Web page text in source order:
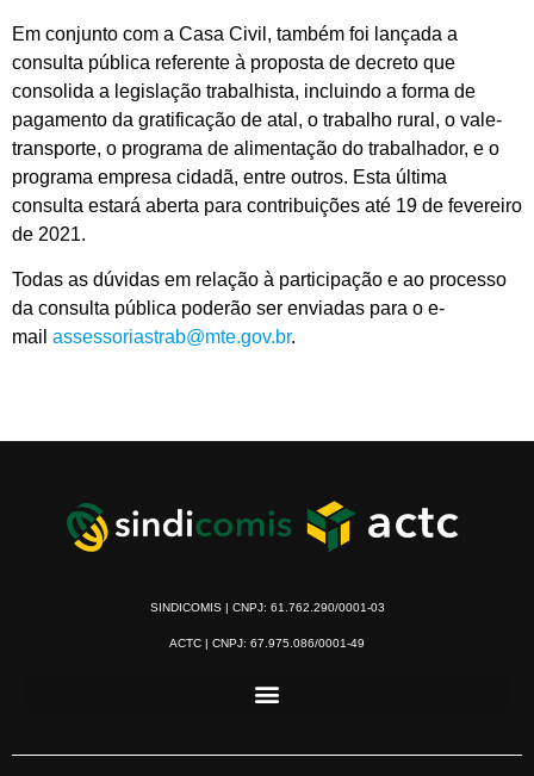
Em conjunto com a Casa Civil, também foi lançada a
consulta pública referente à proposta de decreto que
consolida a legislação trabalhista, incluindo a forma de
pagamento da gratificação de atal, o trabalho rural, o vale-
transporte, o programa de alimentação do trabalhador, e o
programa empresa cidadã, entre outros. Esta última
consulta estará aberta para contribuições até 19 de fevereiro
de 2021.
Todas as dúvidas em relação à participação e ao processo
da consulta pública poderão ser enviadas para o e-
mail assessoriastrab@mte.gov.br.
SINDICOMIS | CNPJ: 61.762.290/0001-03
ACTC | CNPJ: 67.975.086/0001-49